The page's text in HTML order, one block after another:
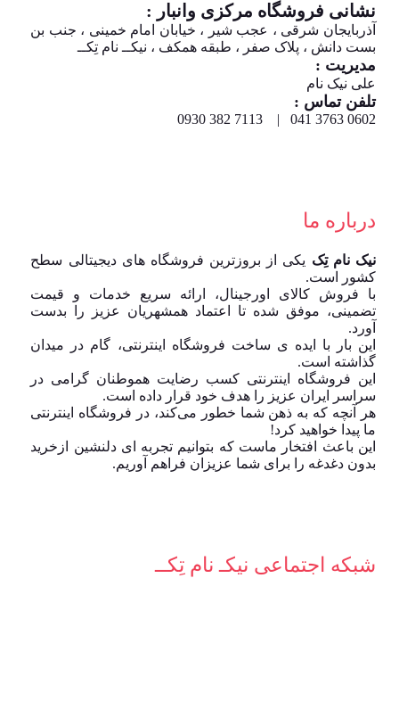
نشانی فروشگاه مرکزی وانبار :
آذربایجان شرقی ، عجب شیر ، خیابان امام خمینی ، جنب بن
بست دانش ، پلاک صفر ، طبقه همکف ، نیکــ نام تِکــ
مدیریت :
علی نیک نام
تلفن تماس :
0602 3763 041 | 7113 382 0930
درباره ما
نیک نام تِک یکی از بروزترین فروشگاه های دیجیتالی سطح
کشور است.
با فروش کالای اورجینال، ارائه سریع خدمات و قیمت
تضمینی، موفق شده تا اعتماد همشهریان عزیز را بدست
آورد.
این بار با ایده ی ساخت فروشگاه اینترنتی، گام در میدان
گذاشته است.
این فروشگاه اینترنتی کسب رضایت هموطنان گرامی در
سراسر ایران عزیز را هدف خود قرار داده است.
هر آنچه که به ذهن شما خطور می‌کند، در فروشگاه اینترنتی
ما پیدا خواهید کرد!
این باعث افتخار ماست که بتوانیم تجربه ای دلنشین ازخرید
بدون دغدغه را برای شما عزیزان فراهم آوریم.
شبکه‌ اجتماعی نیکـ نام تِکــ